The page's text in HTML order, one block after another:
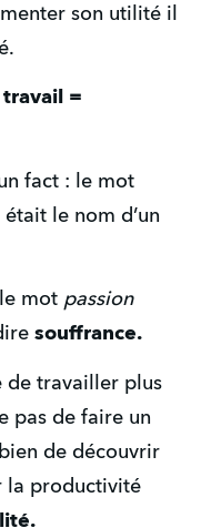
son utilité il
travail =
fact : le mot
le nom d’un
mot passion
souffrance.
de travailler plus
pas de faire un
de découvrir